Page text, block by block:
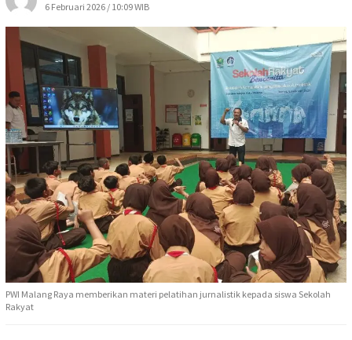
6 Februari 2026 / 10:09 WIB
PWI Malang Raya memberikan materi pelatihan jurnalistik kepada siswa Sekolah
Rakyat